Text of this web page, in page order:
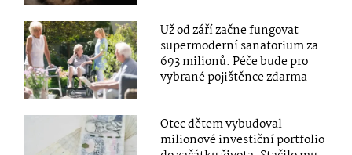
Už od září začne fungovat
supermoderní sanatorium za
693 milionů. Péče bude pro
vybrané pojištěnce zdarma
Otec dětem vybudoval
milionové investiční portfolio